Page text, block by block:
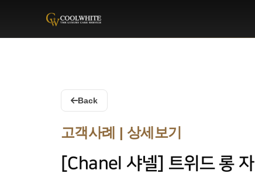
Coolwhite
Back
고객사례 | 상세보기
[Chanel 샤넬] 트위드 롱